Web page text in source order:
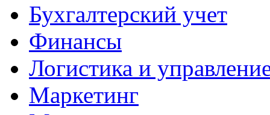
Бухгалтерский учет
Финансы
Логистика и
Маркетинг